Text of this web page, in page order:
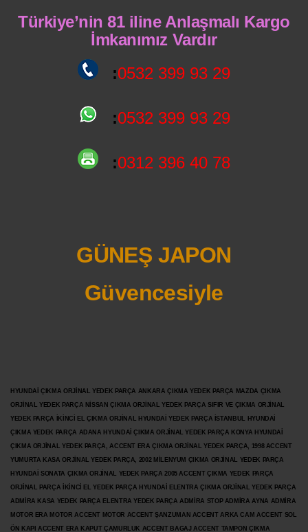
Türkiye’nin 81 iline Anlaşmalı Kargo
İmkanımız Vardır
:0532 399 93 29
:0532 399 93 29
:0312 396 40 78
GÜNEŞ JAPON
Güvencesiyle
HYUNDAİ ÇIKMA ORJİNAL YEDEK PARÇA ANKARA ÇIKMA YEDEK PARÇA MAZDA ÇIKMA
ORJİNAL YEDEK PARÇA NİSSAN ÇIKMA ORJİNAL YEDEK PARÇA SIFIR VE ÇIKMA ORJİNAL
YEDEK PARÇA İKİNCİ EL ÇIKMA ORJİNAL HYUNDAİ YEDEK PARÇA İSTANBUL HYUNDAİ
ÇIKMA YEDEK PARÇA ADANA HYUNDAİ ÇIKMA ORJİNAL YEDEK PARÇA KONYA HYUNDAİ
ÇIKMA ORJİNAL YEDEK PARÇA, ACCENT ERA ÇIKMA ORJİNAL YEDEK PARÇA, 1998 ACCENT
YUMURTA KASA ORJİNAL YEDEK PARÇA, 2002 MİLENYUM ÇIKMA ORJİNAL YEDEK PARÇA
HYUNDAİ SONATA ÇIKMA ORJİNAL YEDEK PARÇA 2005 ACCENT ÇIKMA YEDEK PARÇA
ORJİNAL PARÇA İKİNCİ EL YEDEK PARÇA HYUNDAİ ELENTRA ÇIKMA ORJİNAL YEDEK PARÇA
ADMİRA KASA YEDEK PARÇA ELENTRA YEDEK PARÇA ADMİRA STOP ADMİRA AYNA ADMİRA
MOTOR ERA MOTOR ACCENT MOTOR ACCENT ŞANZUMAN ACCENT ARKA CAM ACCENT SOL
ÖN KAPI ACCENT ERA KAPUT ÇAMURLUK ACCENT BAGAJ ACCENT TAMPON ÇIKMA